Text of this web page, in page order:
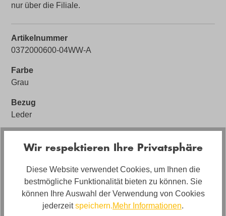
nur über die Filiale.
Artikelnummer
0372000600-04WW-A
Farbe
Grau
Bezug
Leder
Ja (solange Vorrat reicht)
Bezugsmaterial
Leder Montana Basalt
Artikel Bezeichnung
WK Wohnen Sofa WK-605 mit motorischer Relaxfunktion
Wir respektieren Ihre Privatsphäre
Diese Website verwendet Cookies, um Ihnen die
bestmögliche Funktionalität bieten zu können. Sie
können Ihre Auswahl der Verwendung von Cookies
jederzeitspeichern.Mehr Informationen.